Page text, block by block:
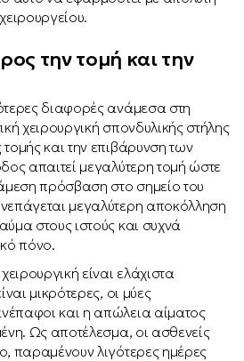
την τομή και την
διαφορές ανάμεσα στη
χειρουργική σπονδυλικής στήλης
και την επιβάρυνση των
απαιτεί μεγαλύτερη τομή ώστε
πρόσβαση στο σημείο του
μεγαλύτερη αποκόλληση
στους ιστούς και συχνά
πόνο.
είναι ελάχιστα
μικρότερες, οι μύες
και η απώλεια αίματος
Ως αποτέλεσμα, οι ασθενείς
παραμένουν λιγότερες ημέρες